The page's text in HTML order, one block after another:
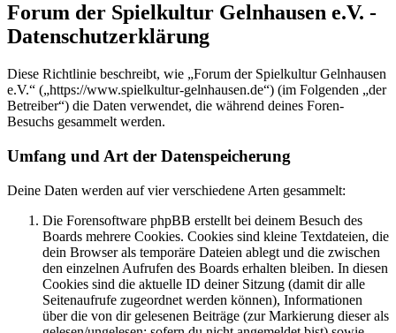
Forum der Spielkultur Gelnhausen e.V. -
Datenschutzerklärung
Diese Richtlinie beschreibt, wie „Forum der Spielkultur Gelnhausen
e.V.“ („https://www.spielkultur-gelnhausen.de“) (im Folgenden „der
Betreiber“) die Daten verwendet, die während deines Foren-
Besuchs gesammelt werden.
Umfang und Art der Datenspeicherung
Deine Daten werden auf vier verschiedene Arten gesammelt:
Die Forensoftware phpBB erstellt bei deinem Besuch des
Boards mehrere Cookies. Cookies sind kleine Textdateien, die
dein Browser als temporäre Dateien ablegt und die zwischen
den einzelnen Aufrufen des Boards erhalten bleiben. In diesen
Cookies sind die aktuelle ID deiner Sitzung (damit dir alle
Seitenaufrufe zugeordnet werden können), Informationen
über die von dir gelesenen Beiträge (zur Markierung dieser als